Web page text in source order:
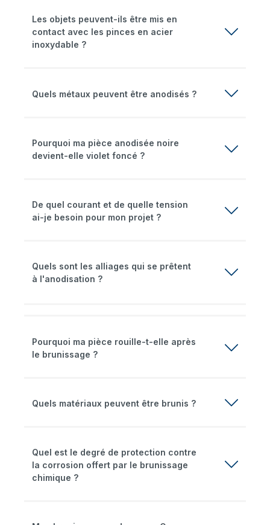
Les objets peuvent-ils être mis en
contact avec les pinces en acier
inoxydable ?
Quels métaux peuvent être anodisés ?
Pourquoi ma pièce anodisée noire
devient-elle violet foncé ?
De quel courant et de quelle tension
ai-je besoin pour mon projet ?
Quels sont les alliages qui se prêtent
à l'anodisation ?
Pourquoi ma pièce rouille-t-elle après
le brunissage ?
Quels matériaux peuvent être brunis ?
Quel est le degré de protection contre
la corrosion offert par le brunissage
chimique ?